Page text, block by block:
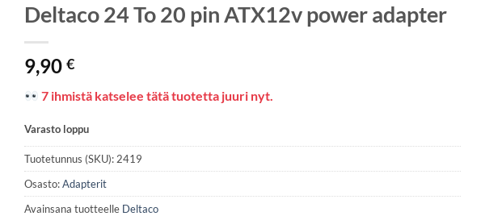
Deltaco 24 To 20 pin ATX12v power adapter
9,90€
7 ihmistä katselee tätä tuotetta juuri nyt.
Varasto loppu
Tuotetunnus (SKU): 2419
Osasto:Adapterit
Avainsana tuotteelle Deltaco